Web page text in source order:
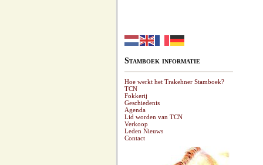
Stamboek informatie
Hoe werkt het Trakehner Stamboek?
TCN
Fokkerij
Geschiedenis
Agenda
Lid worden van TCN
Verkoop
Leden Nieuws
Contact